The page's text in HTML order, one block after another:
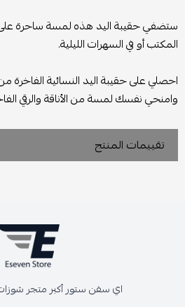
ستضفي حقيبة اليد هذه لمسة ساحرة على
المكتب أو في السهرات الليلية.
احصلي على حقيبة اليد النسائية الفاخرة
وامنحي نفسك لمسة من الأناقة والرقي
تقييمات المنتج
اي سفن ستور أكبر متجر